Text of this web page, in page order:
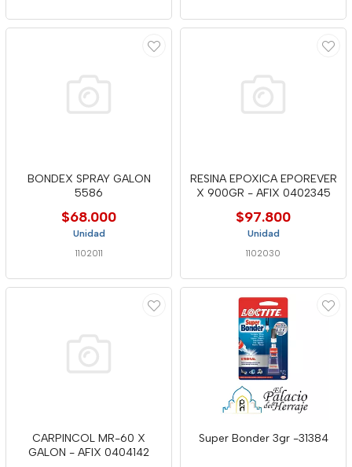
BONDEX SPRAY GALON
5586
$68.000
Unidad
1102011
RESINA EPOXICA EPOREVER
X 900GR - AFIX 0402345
$97.800
Unidad
1102030
CARPINCOL MR-60 X
GALON - AFIX 0404142
Super Bonder 3gr -31384